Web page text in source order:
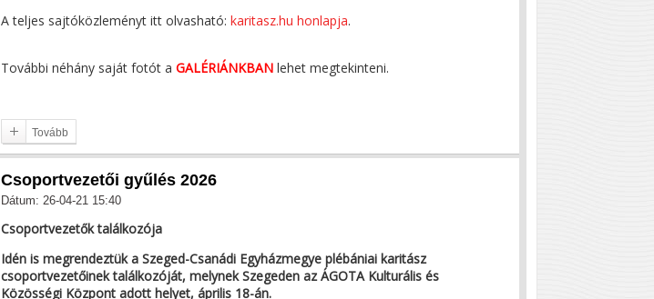
A teljes sajtóközleményt itt olvasható: karitasz.hu honlapja.
További néhány saját fotót a GALÉRIÁNKBAN lehet megtekinteni.
Tovább
Csoportvezetői gyűlés 2026
Dátum: 26-04-21 15:40
Csoportvezetők találkozója
Idén is megrendeztük a Szeged-Csanádi Egyházmegye plébániai karitász
csoportvezetőinek találkozóját, melynek Szegeden az ÁGOTA Kulturális és
Közösségi Központ adott helyet, április 18-án.